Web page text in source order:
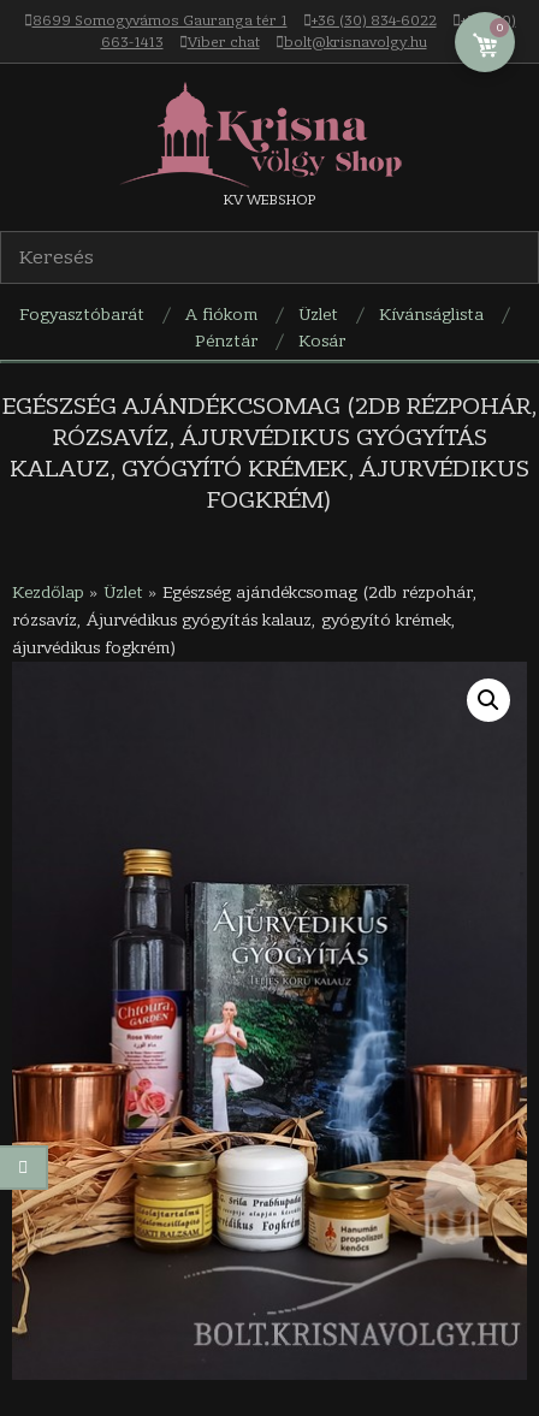
Skip
content
8699 Somogyvámos Gauranga tér 1 +36 (30) 834-6022
+36 (30)
663-1413
Viber chat bolt@krisnavolgy.hu
Krisna-
völgy
webáruház
KV WEBSHOP
Fogyasztóbarát A fiókom Üzlet
Kívánságlista
Pénztár
Kosár
Menu
EGÉSZSÉG AJÁNDÉKCSOMAG (2DB RÉZPOHÁR,
RÓZSAVÍZ, ÁJURVÉDIKUS GYÓGYÍTÁS
KALAUZ, GYÓGYÍTÓ KRÉMEK, ÁJURVÉDIKUS
FOGKRÉM)
Kezdőlap » Üzlet » Egészség ajándékcsomag (2db rézpohár,
rózsavíz, Ájurvédikus gyógyítás kalauz, gyógyító krémek,
ájurvédikus fogkrém)
0